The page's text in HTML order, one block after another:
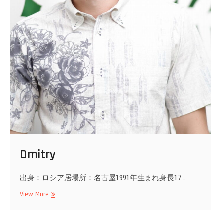
Dmitry
出身：ロシア居場所：名古屋1991年生まれ身長17…
View More Dmitry